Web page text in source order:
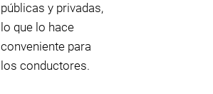
públicas y privadas,
lo que lo hace
conveniente para
los conductores.